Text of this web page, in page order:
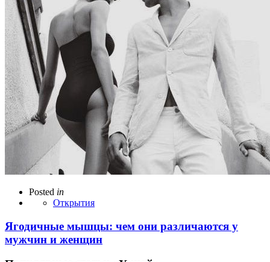
Posted in
Открытия
Ягодичные мышцы: чем они различаются у
мужчин и женщин